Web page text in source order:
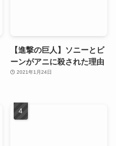
【進撃の巨人】ソニーとビ
ーンがアニに殺された理由
2021年1月24日